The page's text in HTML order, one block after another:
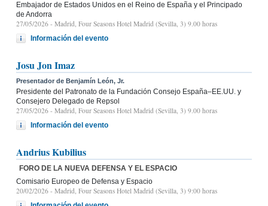
Embajador de Estados Unidos en el Reino de España y el Principado
de Andorra
27/05/2026 - Madrid, Four Seasons Hotel Madrid (Sevilla, 3) 9.00 horas
Información del evento
Josu Jon Imaz
Presentador de Benjamín León, Jr.
Presidente del Patronato de la Fundación Consejo España–EE.UU. y
Consejero Delegado de Repsol
27/05/2026 - Madrid, Four Seasons Hotel Madrid (Sevilla, 3) 9.00 horas
Información del evento
Andrius Kubilius
FORO DE LA NUEVA DEFENSA Y EL ESPACIO
Comisario Europeo de Defensa y Espacio
20/02/2026 - Madrid, Four Seasons Hotel Madrid (Sevilla, 3) 9:00 horas